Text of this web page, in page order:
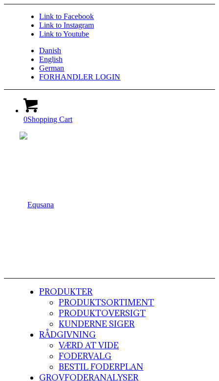
Link to Facebook
Link to Instagram
Link to Youtube
Danish
English
German
FORHANDLER LOGIN
0Shopping Cart
PRODUKTER
PRODUKTSORTIMENT
PRODUKTOVERSIGT
KUNDERNE SIGER
RÅDGIVNING
VÆRD AT VIDE
FODERVALG
BESTIL FODERPLAN
GROVFODERANALYSER